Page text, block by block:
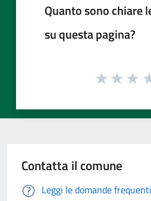
Quanto sono chiare
su questa pagina?
Contatta il comune
Leggi le domande frequenti